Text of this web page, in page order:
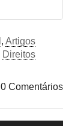
, Artigos
Direitos
0 Comentários